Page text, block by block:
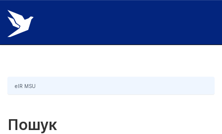
Skip
navigation
eIR MSU
Пошук